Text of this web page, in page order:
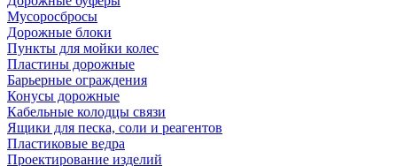
Мусоросбросы
Дорожные блоки
Пункты для мойки колес
Пластины дорожные
Барьерные ограждения
Конусы дорожные
Кабельные колодцы связи
Ящики для песка, соли и реагентов
Пластиковые ведра
Проектирование изделий